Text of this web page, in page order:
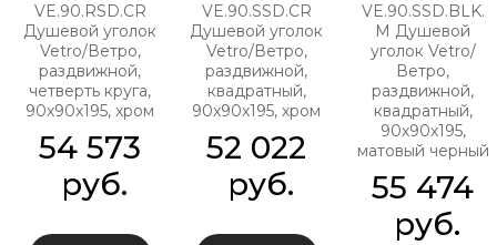
VE.90.RSD.CR
Душевой уголок
Vetro/Ветро,
раздвижной,
четверть круга,
90х90х195, хром
54 573
руб.
VE.90.SSD.CR
Душевой уголок
Vetro/Ветро,
раздвижной,
квадратный,
90х90х195, хром
52 022
руб.
VE.90.SSD.BLK.
M Душевой
уголок Vetro/
Ветро,
раздвижной,
квадратный,
90х90х195,
матовый черный
55 474
руб.